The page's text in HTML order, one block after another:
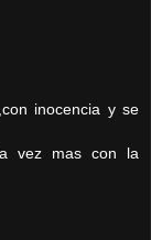
inocencia y se
vez mas con la